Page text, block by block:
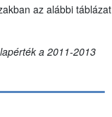
az alábbi táblázat
a 2011-2013